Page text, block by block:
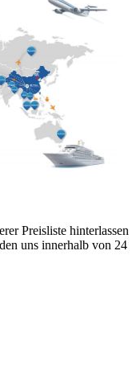
Preisliste hinterlassen
uns innerhalb von 24